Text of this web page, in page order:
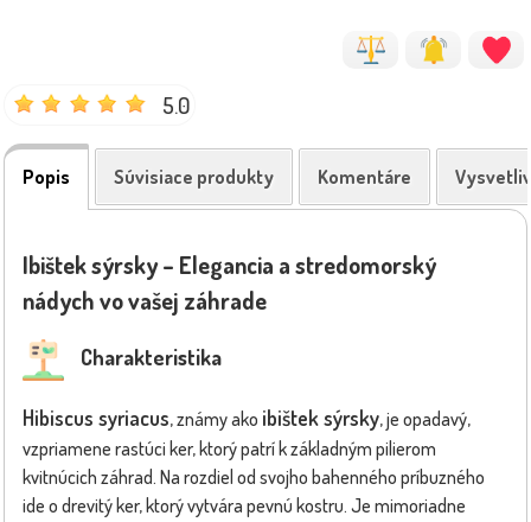
5.0
Popis Súvisiace produkty Komentáre
Ibištek sýrsky – Elegancia a stredomorský
nádych vo vašej záhrade
Charakteristika
Hibiscus syriacus, známy ako ibištek sýrsky, je opadavý,
vzpriamene rastúci ker, ktorý patrí k základným pilierom
kvitnúcich záhrad. Na rozdiel od svojho bahenného príbuzného
ide o drevitý ker, ktorý vytvára pevnú kostru. Je mimoriadne